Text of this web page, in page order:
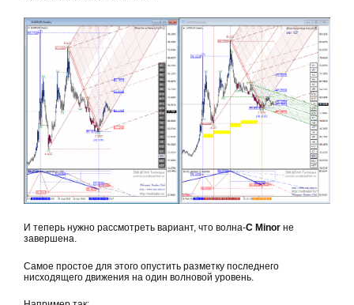
И теперь нужно рассмотреть вариант, что волна-С Minor не
завершена.
Самое простое для этого опустить разметку последнего
нисходящего движения на один волновой уровень.